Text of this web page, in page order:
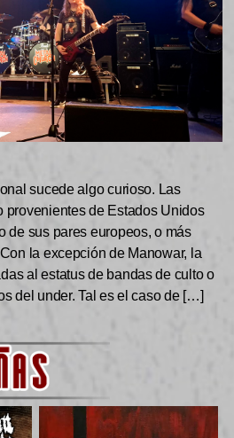
sucede algo curioso. Las
provenientes de Estados Unidos
de sus pares europeos, o más
la excepción de Manowar, la
al estatus de bandas de culto o
del under. Tal es el caso de […]